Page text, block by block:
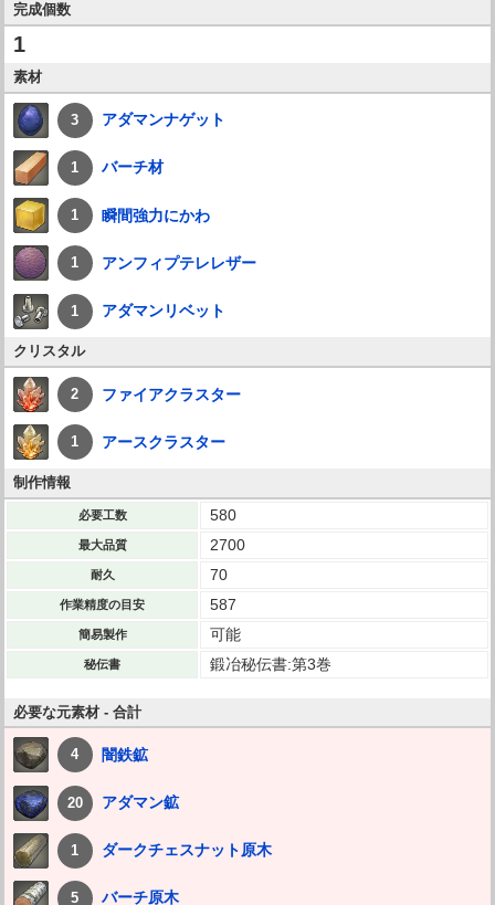
完成個数
1
素材
3 アダマンナゲット
1 バーチ材
1 瞬間強力にかわ
1 アンフィプテレレザー
1 アダマンリベット
クリスタル
2 ファイアクラスター
1 アースクラスター
制作情報
必要工数 580
最大品質 2700
耐久 70
作業精度の目安 587
簡易製作 可能
秘伝書 鍛冶秘伝書:第3巻
必要な元素材 - 合計
4 闇鉄鉱
20 アダマン鉱
1 ダークチェスナット原木
5 バーチ原木